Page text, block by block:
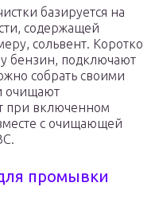
базируется на
содержащей
сольвент. Коротко
бензин, подключают
собрать своими
очищают
при включенном
с очищающей
промывки